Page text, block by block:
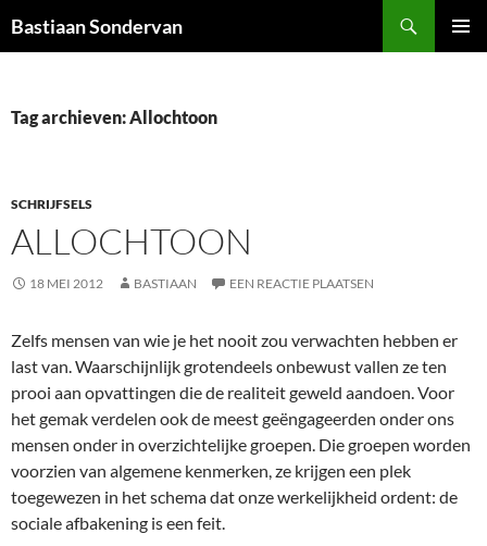
naar
Bastiaan Sondervan
Tag archieven: Allochtoon
SCHRIJFSELS
ALLOCHTOON
18 MEI 2012 BASTIAAN EEN REACTIE PLAATSEN
Zelfs mensen van wie je het nooit zou verwachten hebben er
last van. Waarschijnlijk grotendeels onbewust vallen ze ten
prooi aan opvattingen die de realiteit geweld aandoen. Voor
het gemak verdelen ook de meest geëngageerden onder ons
mensen onder in overzichtelijke groepen. Die groepen worden
voorzien van algemene kenmerken, ze krijgen een plek
toegewezen in het schema dat onze werkelijkheid ordent: de
sociale afbakening is een feit.